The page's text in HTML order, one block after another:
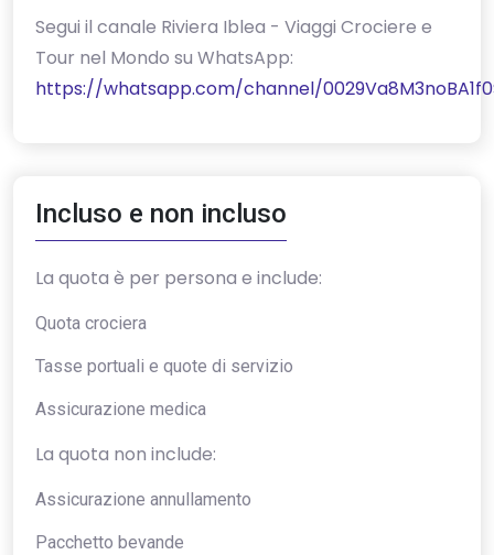
‎Segui il canale Riviera Iblea - Viaggi Crociere e
Tour nel Mondo su WhatsApp:
https://whatsapp.com/channel/
Incluso e non incluso
La quota è per persona e include:
Quota crociera
Tasse portuali e quote di servizio
Assicurazione medica
La quota non include:
Assicurazione annullamento
Pacchetto bevande